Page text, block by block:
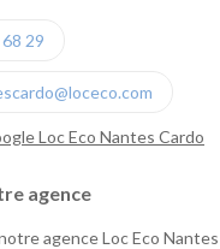
29
Loc Eco Nantes Cardo
agence
agence Loc Eco